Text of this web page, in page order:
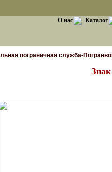
О нас Каталог
пограничная служба-